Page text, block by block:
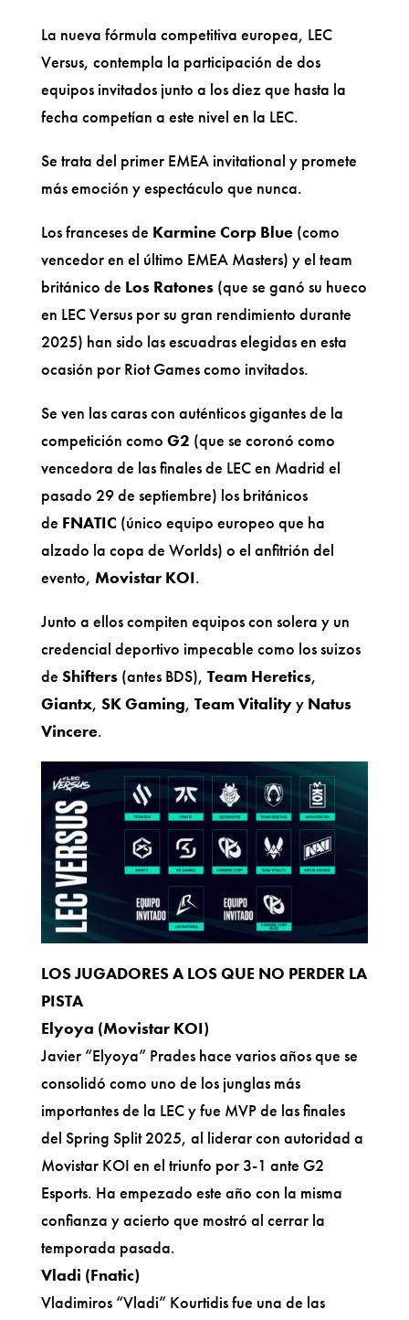
La nueva fórmula competitiva europea, LEC
Versus, contempla la participación de dos
equipos invitados junto a los diez que hasta la
fecha competían a este nivel en la LEC.
Se trata del primer EMEA invitational y promete
más emoción y espectáculo que nunca.
Los franceses de Karmine Corp Blue(como
vencedor en el último EMEA Masters) y el team
británico de Los Ratones(que se ganó su hueco
en LEC Versus por su gran rendimiento durante
2025) han sido las escuadras elegidas en esta
ocasión por Riot Games como invitados.
Se ven las caras con auténticos gigantes de la
competición como G2 (que se coronó como
vencedora de las finales de LEC en Madrid el
pasado 29 de septiembre) los británicos
de FNATIC (único equipo europeo que ha
alzado la copa de Worlds) o el anfitrión del
evento, Movistar KOI.
Junto a ellos compiten equipos con solera y un
credencial deportivo impecable como los suizos
de Shifters (antes BDS), Team Heretics,
Giantx, SK Gaming, Team Vitalityy Natus
Vincere.
LOS JUGADORES A LOS QUE NO PERDER LA
PISTA
Elyoya (Movistar KOI)
Javier “Elyoya” Prades hace varios años que se
consolidó como uno de los junglas más
importantes de la LEC y fue MVP de las finales
del Spring Split 2025, al liderar con autoridad a
Movistar KOI en el triunfo por 3-1 ante G2
Esports. Ha empezado este año con la misma
confianza y acierto que mostró al cerrar la
temporada pasada.
Vladi (Fnatic)
Vladimiros “Vladi” Kourtidis fue una de las